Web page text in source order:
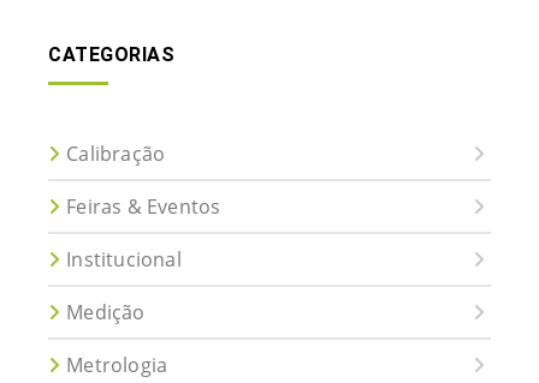
CATEGORIAS
Calibração
Feiras & Eventos
Institucional
Medição
Metrologia